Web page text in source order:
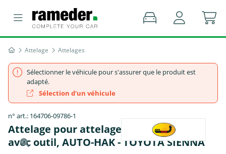
Attelage Attelages
Sélectionner le véhicule pour s'assurer que le produit est
adapté.
Sélection d'un véhicule
n° art.: 164706-09786-1
Attelage pour attelage US démontable
avec outil, AUTO-HAK - TOYOTA SIENNA